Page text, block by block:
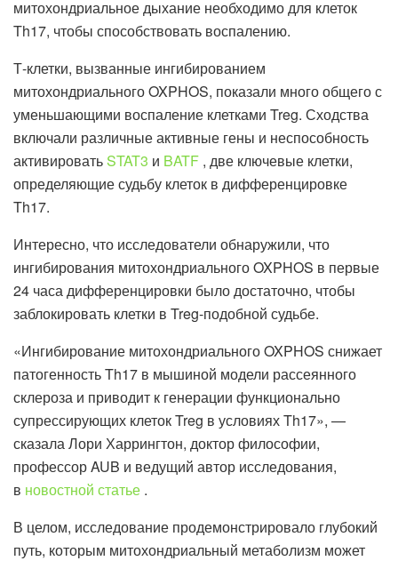
митохондриальное дыхание необходимо для клеток
Th17, чтобы способствовать воспалению.
Т-клетки, вызванные ингибированием
митохондриального OXPHOS, показали много общего с
уменьшающими воспаление клетками Treg. Сходства
включали различные активные гены и неспособность
активироватьSTAT3 и BATF , две ключевые клетки,
определяющие судьбу клеток в дифференцировке
Th17.
Интересно, что исследователи обнаружили, что
ингибирования митохондриального OXPHOS в первые
24 часа дифференцировки было достаточно, чтобы
заблокировать клетки в Treg-подобной судьбе.
«Ингибирование митохондриального OXPHOS снижает
патогенность Th17 в мышиной модели рассеянного
склероза и приводит к генерации функционально
супрессирующих клеток Treg в условиях Th17», —
сказала Лори Харрингтон, доктор философии,
профессор AUB и ведущий автор исследования,
в новостной статье .
В целом, исследование продемонстрировало глубокий
путь, которым митохондриальный метаболизм может